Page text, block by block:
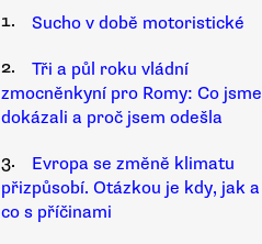
1.
Sucho v době motoristické
2.
Tři a půl roku vládní
zmocněnkyní pro Romy: Co jsme
dokázali a proč jsem odešla
3.
Evropa se změně klimatu
přizpůsobí. Otázkou je kdy, jak a
co s příčinami